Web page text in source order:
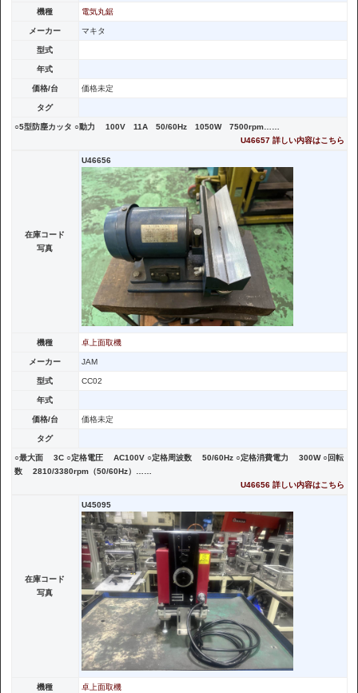
機種 電気丸鋸
メーカー マキタ
型式
年式
価格/台 価格未定
タグ
○5型防塵カッタ ○動力 100V 11A 50/60Hz 1050W 7500rpm……
U46657 詳しい内容はこちら
在庫コード
写真
U46656
機種 卓上面取機
メーカー JAM
型式 CC02
年式
価格/台 価格未定
タグ
○最大面 3C ○定格電圧 AC100V ○定格周波数 50/60Hz ○定格消費電力 300W ○回転
数 2810/3380rpm（50/60Hz）……
U46656 詳しい内容はこちら
在庫コード
写真
U45095
機種 卓上面取機